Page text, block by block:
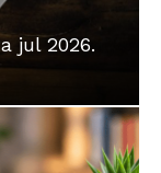
jul 2026.